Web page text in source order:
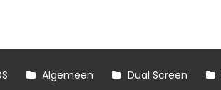
Algemeen Dual Screen